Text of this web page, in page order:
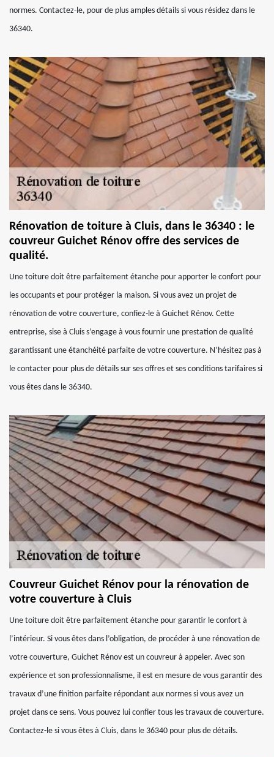
normes. Contactez-le, pour de plus amples détails si vous résidez dans le
36340.
Rénovation de toiture à Cluis, dans le 36340 : le
couvreur Guichet Rénov offre des services de
qualité.
Une toiture doit être parfaitement étanche pour apporter le confort pour
les occupants et pour protéger la maison. Si vous avez un projet de
rénovation de votre couverture, confiez-le à Guichet Rénov. Cette
entreprise, sise à Cluis s’engage à vous fournir une prestation de qualité
garantissant une étanchéité parfaite de votre couverture. N’hésitez pas à
le contacter pour plus de détails sur ses offres et ses conditions tarifaires si
vous êtes dans le 36340.
Couvreur Guichet Rénov pour la rénovation de
votre couverture à Cluis
Une toiture doit être parfaitement étanche pour garantir le confort à
l’intérieur. Si vous êtes dans l’obligation, de procéder à une rénovation de
votre couverture, Guichet Rénov est un couvreur à appeler. Avec son
expérience et son professionnalisme, il est en mesure de vous garantir des
travaux d’une finition parfaite répondant aux normes si vous avez un
projet dans ce sens. Vous pouvez lui confier tous les travaux de couverture.
Contactez-le si vous êtes à Cluis, dans le 36340 pour plus de détails.